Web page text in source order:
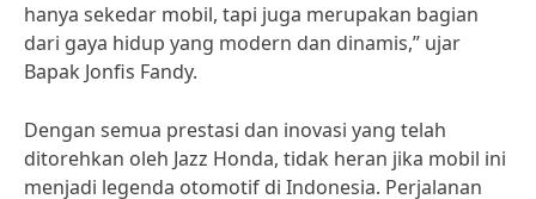
hanya sekedar mobil, tapi juga merupakan bagian
dari gaya hidup yang modern dan dinamis,” ujar
Bapak Jonfis Fandy.
Dengan semua prestasi dan inovasi yang telah
ditorehkan oleh Jazz Honda, tidak heran jika mobil ini
menjadi legenda otomotif di Indonesia. Perjalanan